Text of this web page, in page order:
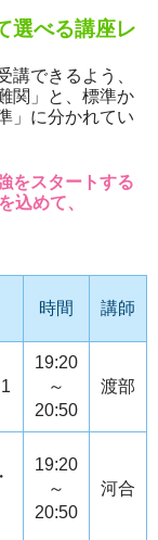
選べる講座レ
講できるよう、
関」と、標準か
」に分かれてい
をスタートする
込めて、
時間 講師
19:20
～
20:50
渡部
19:20
～
20:50
河合